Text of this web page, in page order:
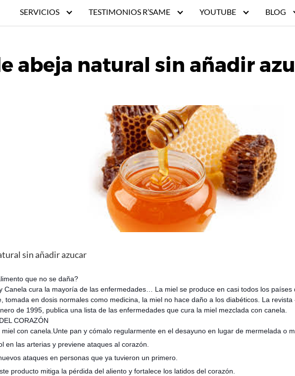
SERVICIOS TESTIMONIOS R’SAME YOUTUBE BLOG
abeja natural sin añadir
sin añadir azucar
que no se daña?
Canela cura la mayoría de las enfermedades… La miel se produce en casi todos los países
tomada en dosis normales como medicina, la miel no hace daño a los diabéticos. La
de 1995, publica una lista de las enfermedades que cura la miel mezclada con canela.
CORAZÓN
con canela.Unte pan y cómalo regularmente en el desayuno en lugar de mermelada o
en las arterias y previene ataques al corazón.
ataques en personas que ya tuvieron un primero.
producto mitiga la pérdida del aliento y fortalece los latidos del corazón.